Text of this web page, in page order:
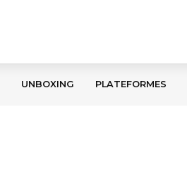
UNBOXING PLATEFORMES